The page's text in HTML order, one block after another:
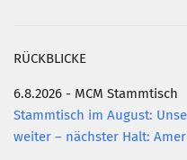
RÜCKBLICKE
6.8.2026 - MCM Stammtisch
Stammtisch im August:
weiter – nächster Halt: